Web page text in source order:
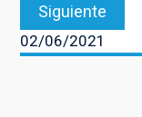
Siguiente
02/06/2021